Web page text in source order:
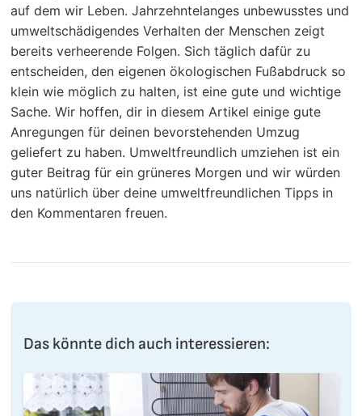
auf dem wir Leben. Jahrzehntelanges unbewusstes und
umweltschädigendes Verhalten der Menschen zeigt
bereits verheerende Folgen. Sich täglich dafür zu
entscheiden, den eigenen ökologischen Fußabdruck so
klein wie möglich zu halten, ist eine gute und wichtige
Sache. Wir hoffen, dir in diesem Artikel einige gute
Anregungen für deinen bevorstehenden Umzug
geliefert zu haben. Umweltfreundlich umziehen ist ein
guter Beitrag für ein grüneres Morgen und wir würden
uns natürlich über deine umweltfreundlichen Tipps in
den Kommentaren freuen.
Das könnte dich auch interessieren: